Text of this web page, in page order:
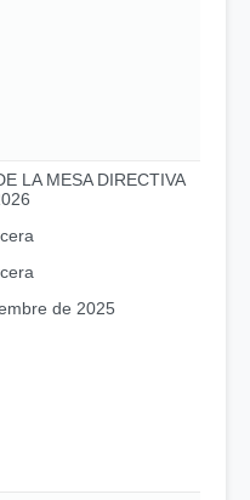
LA MESA DIRECTIVA
de 2025